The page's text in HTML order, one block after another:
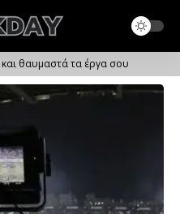
και θαυμαστά τα έργα σου